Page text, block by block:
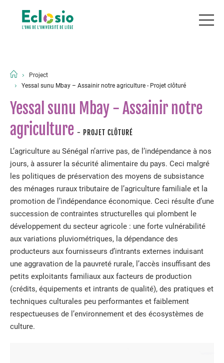
Project
Yessal sunu Mbay – Assainir notre agriculture - Projet clôturé
Yessal sunu Mbay - Assainir notre
agriculture - PROJET CLÔTURÉ
L’agriculture au Sénégal n’arrive pas, de l’indépendance à nos
jours, à assurer la sécurité alimentaire du pays. Ceci malgré
les politiques de préservation des moyens de subsistance
des ménages ruraux tributaire de l’agriculture familiale et la
promotion de l’indépendance économique. Ceci résulte d’une
succession de contraintes structurelles qui plombent le
développement du secteur agricole : une forte vulnérabilité
aux variations pluviométriques, la dépendance des
producteurs aux fournisseurs d’intrants externes induisant
une aggravation de la pauvreté rurale, l’accès insuffisant des
petits exploitants familiaux aux facteurs de production
(crédits, équipements et intrants de qualité), des pratiques et
techniques culturales peu performantes et faiblement
respectueuses de l’environnement et des écosystèmes de
culture.